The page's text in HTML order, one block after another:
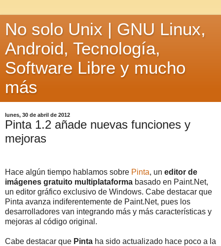
No solo Unix | GNU Linux,
Android, Tecnología,
Software Libre y mucho
más
lunes, 30 de abril de 2012
Pinta 1.2 añade nuevas funciones y
mejoras
Hace algún tiempo hablamos sobre Pinta, un editor de
imágenes gratuito multiplataforma basado en Paint.Net,
un editor gráfico exclusivo de Windows. Cabe destacar que
Pinta avanza indiferentemente de Paint.Net, pues los
desarrolladores van integrando más y más características y
mejoras al código original.
Cabe destacar que Pinta ha sido actualizado hace poco a la